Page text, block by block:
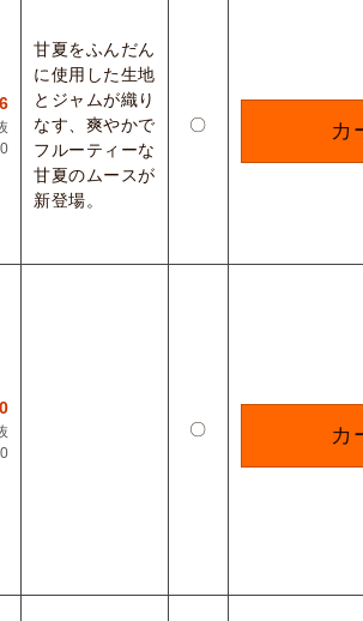
甘夏をふんだん
に使用した生地
とジャムが織り
なす、爽やかで
フルーティーな
甘夏のムースが
新登場。
〇 カ
〇 カ